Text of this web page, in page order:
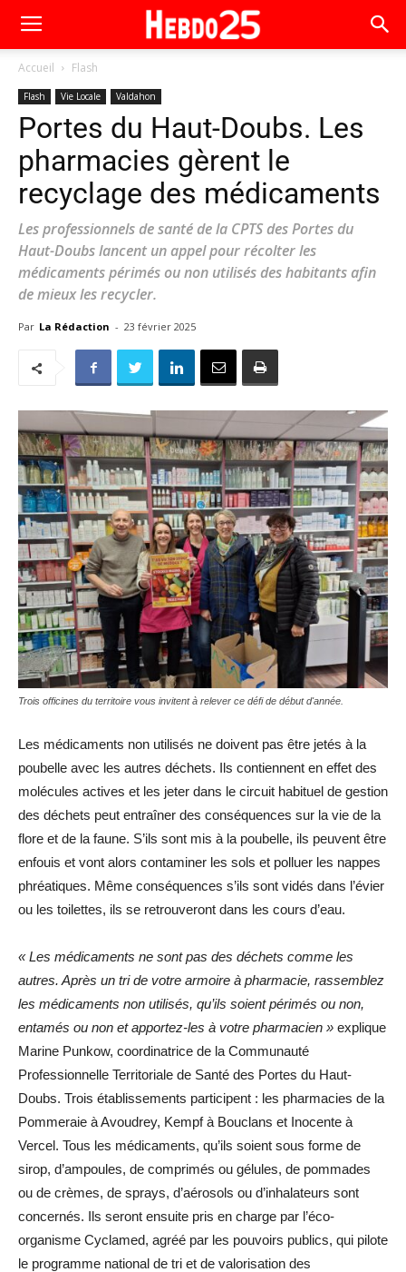
Accueil Flash
Flash Vie Locale Valdahon
Portes du Haut-Doubs. Les
pharmacies gèrent le
recyclage des médicaments
Les professionnels de santé de la CPTS des Portes du
Haut-Doubs lancent un appel pour récolter les
médicaments périmés ou non utilisés des habitants afin
de mieux les recycler.
Par La Rédaction - 23 février 2025
Trois officines du territoire vous invitent à relever ce défi de début d'année.
Les médicaments non utilisés ne doivent pas être jetés à la
poubelle avec les autres déchets. Ils contiennent en effet des
molécules actives et les jeter dans le circuit habituel de gestion
des déchets peut entraîner des conséquences sur la vie de la
flore et de la faune. S’ils sont mis à la poubelle, ils peuvent être
enfouis et vont alors contaminer les sols et polluer les nappes
phréatiques. Même conséquences s’ils sont vidés dans l’évier
ou les toilettes, ils se retrouveront dans les cours d’eau.
« Les médicaments ne sont pas des déchets comme les
autres. Après un tri de votre armoire à pharmacie, rassemblez
les médicaments non utilisés, qu’ils soient périmés ou non,
entamés ou non et apportez-les à votre pharmacien » explique
Marine Punkow, coordinatrice de la Communauté
Professionnelle Territoriale de Santé des Portes du Haut-
Doubs. Trois établissements participent : les pharmacies de la
Pommeraie à Avoudrey, Kempf à Bouclans et Inocente à
Vercel. Tous les médicaments, qu’ils soient sous forme de
sirop, d’ampoules, de comprimés ou gélules, de pommades
ou de crèmes, de sprays, d’aérosols ou d’inhalateurs sont
concernés. Ils seront ensuite pris en charge par l’éco-
organisme Cyclamed, agréé par les pouvoirs publics, qui pilote
le programme national de tri et de valorisation des